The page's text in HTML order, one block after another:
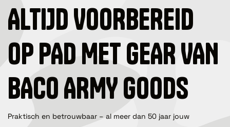
ALTIJD VOORBEREID
OP PAD MET GEAR VAN
BACO ARMY GOODS
Praktisch en betrouwbaar – al meer dan 50 jaar jouw